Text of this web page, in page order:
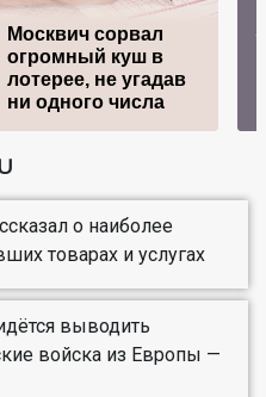
Москвич сорвал
огромный куш в
лотерее, не угадав
ни одного числа
о наиболее
товарах и услугах
выводить
войска из Европы —